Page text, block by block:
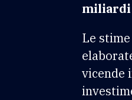
miliardi
Le
vicende